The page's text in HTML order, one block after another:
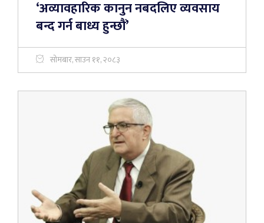
‘अव्यावहारिक कानुन नबदलिए व्यवसाय
बन्द गर्न बाध्य हुन्छौं’
सोमबार, साउन ११, २०८३